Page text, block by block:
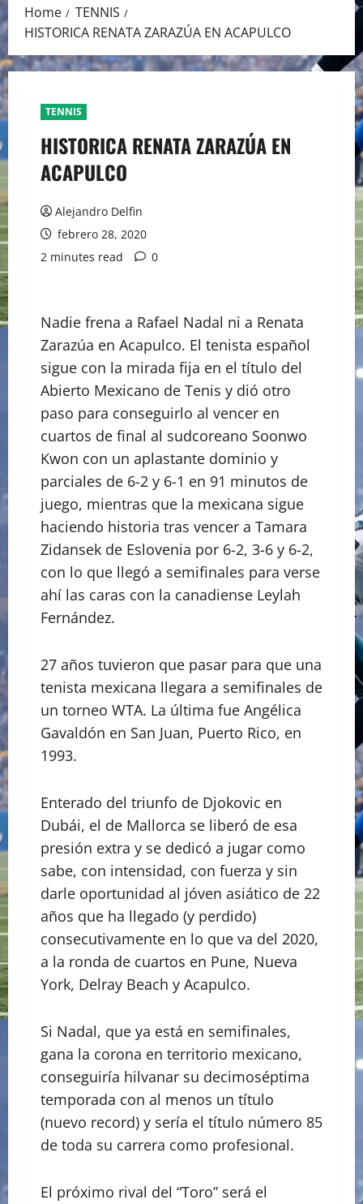
Home
TENNIS
HISTORICA RENATA ZARAZÚA EN ACAPULCO
TENNIS
HISTORICA RENATA ZARAZÚA EN
ACAPULCO
Alejandro Delfin
febrero 28, 2020
2 minutes read
0
Nadie frena a Rafael Nadal ni a Renata
Zarazúa en Acapulco. El tenista español
sigue con la mirada fija en el título del
Abierto Mexicano de Tenis y dió otro
paso para conseguirlo al vencer en
cuartos de final al sudcoreano Soonwo
Kwon con un aplastante dominio y
parciales de 6-2 y 6-1 en 91 minutos de
juego, mientras que la mexicana sigue
haciendo historia tras vencer a Tamara
Zidansek de Eslovenia por 6-2, 3-6 y 6-2,
con lo que llegó a semifinales para verse
ahí las caras con la canadiense Leylah
Fernández.
27 años tuvieron que pasar para que una
tenista mexicana llegara a semifinales de
un torneo WTA. La última fue Angélica
Gavaldón en San Juan, Puerto Rico, en
1993.
Enterado del triunfo de Djokovic en
Dubái, el de Mallorca se liberó de esa
presión extra y se dedicó a jugar como
sabe, con intensidad, con fuerza y sin
darle oportunidad al jóven asiático de 22
años que ha llegado (y perdido)
consecutivamente en lo que va del 2020,
a la ronda de cuartos en Pune, Nueva
York, Delray Beach y Acapulco.
Si Nadal, que ya está en semifinales,
gana la corona en territorio mexicano,
conseguiría hilvanar su decimoséptima
temporada con al menos un título
(nuevo record) y sería el título número 85
de toda su carrera como profesional.
El próximo rival del “Toro” será el